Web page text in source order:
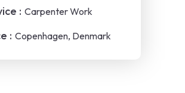
: Carpenter Work
: Copenhagen, Denmark